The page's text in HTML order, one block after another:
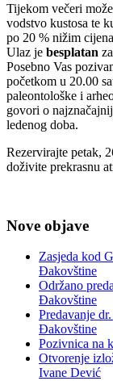
Tijekom večeri
vodstvo kustosa te
po 20 % nižim
Ulaz je besplatan
Posebno Vas
početkom u 20.00
paleontološke i
govori o
ledenog doba.
Rezervirajte petak,
doživite prekrasnu
Nove objave
Zasjeda kod
Đakovštine
Održano
Đakovštine
Predavanje
Đakovštine
Pozivnica na
Otvorenje
Ivane Dević